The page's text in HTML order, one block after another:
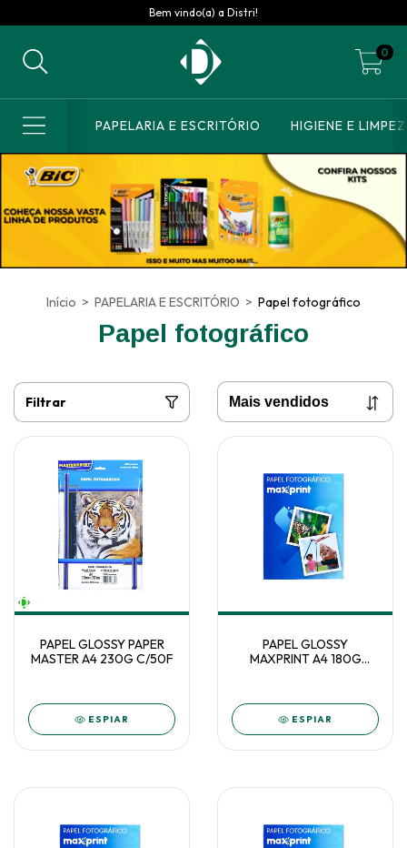
Bem vindo(a) a Distri!
0
PAPELARIA E ESCRITÓRIO HIGIENE E
Início > PAPELARIA E ESCRITÓRIO > Papel fotográfico
Papel fotográfico
Filtrar
PAPEL GLOSSY PAPER
MASTER A4 230G C/50F
ESPIAR
PAPEL GLOSSY
MAXPRINT A4 180G
ESPIAR